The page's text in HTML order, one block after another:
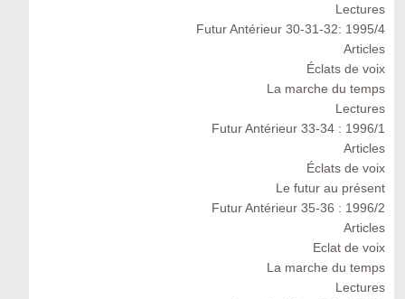
Lectures
Futur Antérieur 30-31-32: 1995/4
Articles
Éclats de voix
La marche du temps
Lectures
Futur Antérieur 33-34 : 1996/1
Articles
Éclats de voix
Le futur au présent
Futur Antérieur 35-36 : 1996/2
Articles
Eclat de voix
La marche du temps
Lectures